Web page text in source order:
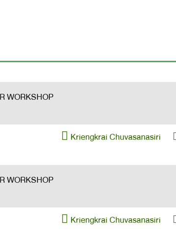
Kriengkrai Chuvasanasiri
Kriengkrai Chuvasanasiri